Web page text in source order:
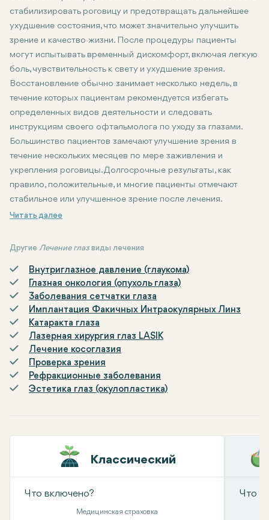
стабилизировать роговицу и предотвращать дальнейшее
ухудшение состояния, что может значительно улучшить
зрение и качество жизни. После процедуры пациенты
могут испытывать временный дискомфорт, включая легкую
боль, чувствительность к свету и ухудшение зрения.
Восстановление обычно занимает несколько недель, в
течение которых пациентам рекомендуется избегать
определенных видов деятельности и следовать
инструкциям своего офтальмолога по уходу за глазами.
Большинство пациентов замечают улучшение зрения в
течение нескольких месяцев по мере заживления и
укрепления роговицы. Долгосрочные результаты, как
правило, положительные, и многие пациенты отмечают
стабильное или улучшенное зрение после лечения.
Другие Лечение глаз виды лечения
Внутриглазное давление (глаукома)
Глазная онкология (опухоль глаза)
Заболевания сетчатки глаза
Имплантация Факичных Интраокулярных Линз
Катаракта глаза
Лазерная хирургия глаз LASIK
Лечение косоглазия
Проверка зрения
Рефракционные заболевания
Эстетика глаз (окулопластика)
Классический
Что включено?
Медицинская страховка
Что